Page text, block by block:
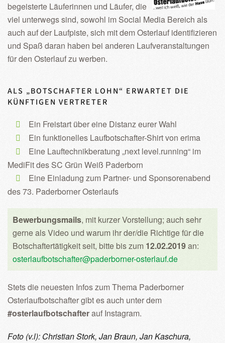
begeisterte Läuferinnen und Läufer, die
viel unterwegs sind, sowohl im Social Media Bereich als
auch auf der Laufpiste, sich mit dem Osterlauf identifizieren
und Spaß daran haben bei anderen Laufveranstaltungen
für den Osterlauf zu werben.
ALS „BOTSCHAFTER LOHN“ ERWARTET DIE
KÜNFTIGEN VERTRETER
Ein Freistart über eine Distanz eurer Wahl
Ein funktionelles Laufbotschafter-Shirt von erima
Eine Lauftechnikberatung „next level.running“ im
MediFit des SC Grün Weiß Paderborn
Eine Einladung zum Partner- und Sponsorenabend
des 73. Paderborner Osterlaufs
Bewerbungsmails, mit kurzer Vorstellung; auch sehr
gerne als Video und warum ihr der/die Richtige für die
Botschaftertätigkeit seit, bitte bis zum 12.02.2019an:
osterlaufbotschafter@paderborner-osterlauf.de
Stets die neuesten Infos zum Thema Paderborner
Osterlaufbotschafter gibt es auch unter dem
#osterlaufbotschafterauf Instagram.
Foto (v.l): Christian Stork, Jan Braun, Jan Kaschura,